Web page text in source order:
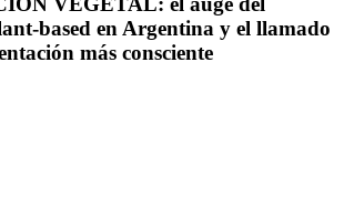
based en Argentina y el llamado
más consciente